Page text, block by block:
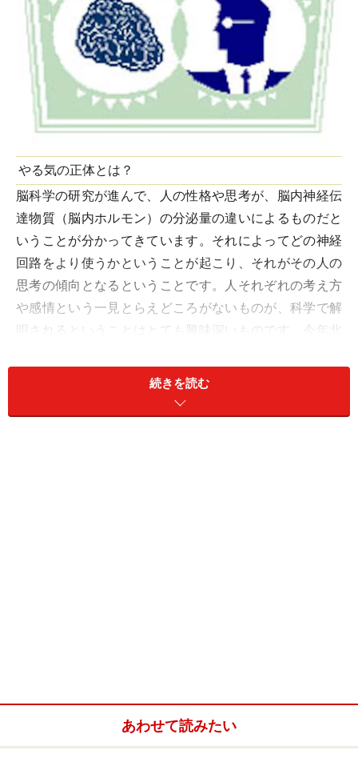
やる気の正体とは？
脳科学の研究が進んで、人の性格や思考が、脳内神経伝
達物質（脳内ホルモン）の分泌量の違いによるものだと
いうことが分かってきています。それによってどの神経
回路をより使うかということが起こり、それがその人の
思考の傾向となるということです。人それぞれの考え方
や感情という一見とらえどころがないものが、科学で解
明されるということはとても興味深いものです。今年北
「２連覇できたのは、勝負脳を鍛えたおかげ」とコメン
トして話題になりました。私自身も、
司る脳内神経伝達物質のドーパミンと精神活動や意識を
続きを読む
あわせて読みたい